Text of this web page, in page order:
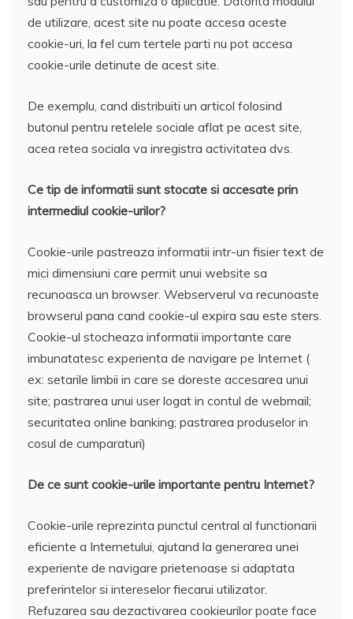
de utilizare, acest site nu poate accesa aceste
cookie-uri, la fel cum tertele parti nu pot accesa
cookie-urile detinute de acest site.
De exemplu, cand distribuiti un articol folosind
butonul pentru retelele sociale aflat pe acest site,
acea retea sociala va inregistra activitatea dvs.
Ce tip de informatii sunt stocate si accesate prin
intermediul cookie-urilor?
Cookie-urile pastreaza informatii intr-un fisier text de
mici dimensiuni care permit unui website sa
recunoasca un browser. Webserverul va recunoaste
browserul pana cand cookie-ul expira sau este sters.
Cookie-ul stocheaza informatii importante care
imbunatatesc experienta de navigare pe Internet (
ex: setarile limbii in care se doreste accesarea unui
site; pastrarea unui user logat in contul de webmail;
securitatea online banking; pastrarea produselor in
cosul de cumparaturi)
De ce sunt cookie-urile importante pentru Internet?
Cookie-urile reprezinta punctul central al functionarii
eficiente a Internetului, ajutand la generarea unei
experiente de navigare prietenoase si adaptata
preferintelor si intereselor fiecarui utilizator.
Refuzarea sau dezactivarea cookieurilor poate face